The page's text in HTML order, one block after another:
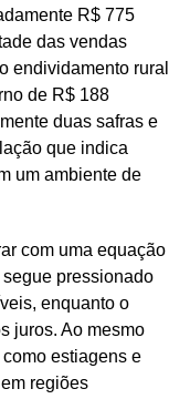
R$ 775
das vendas
endividamento rural
de R$ 188
duas safras e
que indica
um ambiente de
com uma equação
pressionado
enquanto o
juros. Ao mesmo
estiagens e
regiões